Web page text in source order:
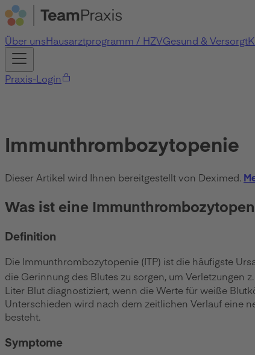
Über unsHausarztprogramm / HZVGesund & Versorgt
Praxis-Login
Immunthrombozytopenie
Dieser Artikel wird Ihnen bereitgestellt von Deximed.
Was ist eine
Definition
Die Immunthrombozytopenie (ITP) ist die häufigste
die Gerinnung des Blutes zu sorgen, um Verletzungen
Liter Blut diagnostiziert, wenn die Werte für weiße
Unterschieden wird nach dem zeitlichen Verlauf eine
besteht.
Symptome